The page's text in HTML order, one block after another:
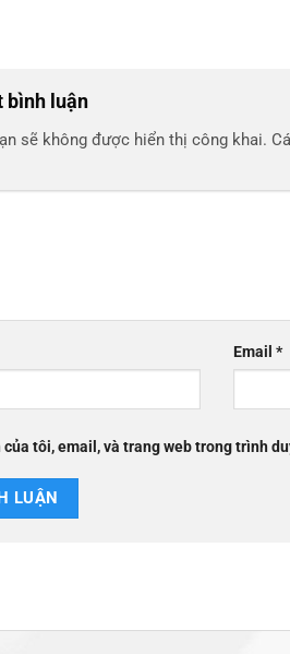
bình luận
sẽ không được hiển thị công khai.
Email*
tôi, email, và trang web trong trình